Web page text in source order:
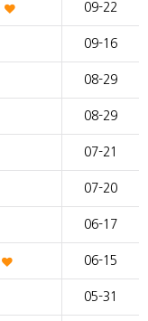
09-22
09-16
08-29
08-29
07-21
07-20
06-17
06-15
05-31